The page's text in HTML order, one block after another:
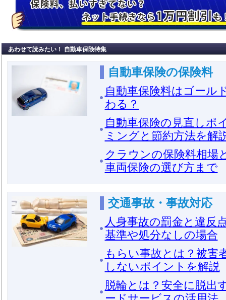
あわせて読みたい！ 自動車保険特集
自動車保険の保険料
自動車保険料はゴール
わる？
自動車保険の見直しポ
ミングと節約方法を解
クラウンの保険料相場
車両保険の選び方まで
交通事故・事故対応
人身事故の罰金と違反
基準や処分なしの場合
もらい事故とは？被害
しないポイントを解説
脱輪とは？安全に脱出